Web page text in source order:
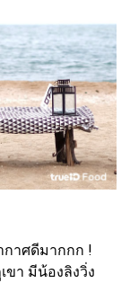
กาศดีมากกก !
ขา มีน้องลิงวิ่ง